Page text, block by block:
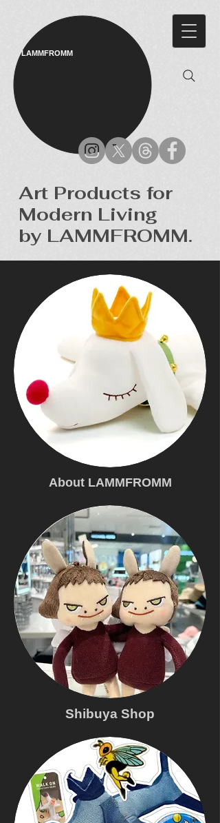
LAMMFROMM​
Art Products for
Modern Living
by LAMMFROMM.
About LAMMFROMM
Shibuya Shop